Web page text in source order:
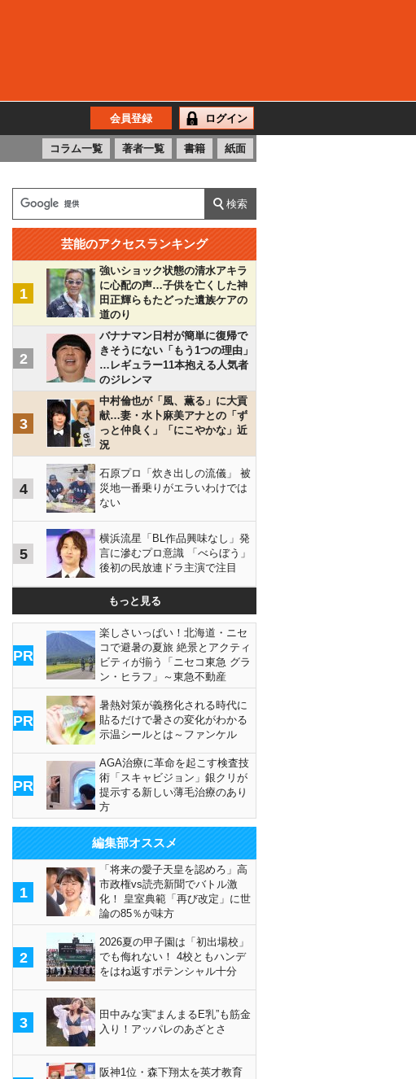
会員登録 ログイン
コラム一覧 著者一覧 書籍 紙面
芸能のアクセスランキング
1
強いショック状態の清水アキラ
に心配の声…子供を亡くした神
田正輝らもたどった遺族ケアの
道のり
2
バナナマン日村が簡単に復帰で
きそうにない「もう1つの理由」
…レギュラー11本抱える人気者
のジレンマ
3
中村倫也が「風、薫る」に大貢
献…妻・水卜麻美アナとの「ず
っと仲良く」「にこやかな」近
況
4
石原プロ「炊き出しの流儀」 被
災地一番乗りがエラいわけでは
ない
5
横浜流星「BL作品興味なし」発
言に滲むプロ意識 「べらぼう」
後初の民放連ドラ主演で注目
もっと見る
PR
楽しさいっぱい！北海道・ニセ
コで避暑の夏旅 絶景とアクティ
ビティが揃う「ニセコ東急 グラ
ン・ヒラフ」～東急不動産
PR
暑熱対策が義務化される時代に
貼るだけで暑さの変化がわかる
示温シールとは～ファンケル
PR
AGA治療に革命を起こす検査技
術「スキャビジョン」銀クリが
提示する新しい薄毛治療のあり
方
編集部オススメ
1
「将来の愛子天皇を認めろ」高
市政権vs読売新聞でバトル激
化！ 皇室典範「再び改定」に世
論の85％が味方
2
2026夏の甲子園は「初出場校」
でも侮れない！ 4校ともハンデ
をはね返すポテンシャル十分
3
田中みな実“まんまるE乳”も筋金
入り！アッパレのあざとさ
阪神1位・森下翔太を英才教育